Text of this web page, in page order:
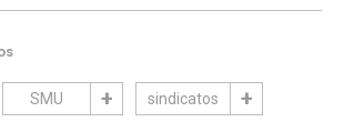
SMU sindicatos